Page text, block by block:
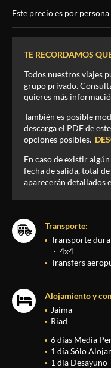
Este precio es por
TE RECORDAMOS
Todos nuestros viajes
grupo privado.
quieres más
También es posible
descarga el PDF de
opciones posibles.
En caso de existir
fecha de salida, total
aparecerán detallados
Transporte:
Transporte
4x4
Transfers
Alojamiento y
Jaima
Riad
6 días Media
1 día Sólo
1 día Desayuno